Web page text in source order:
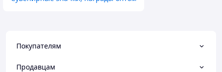
Покупателям
Продавцам